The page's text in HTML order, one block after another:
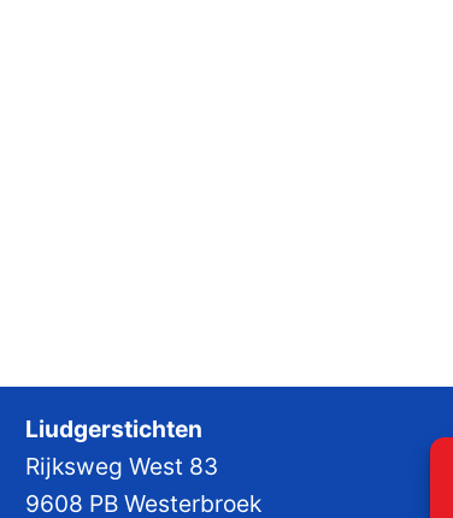
Liudgerstichten
Rijksweg West 83
9608 PB Westerbroek